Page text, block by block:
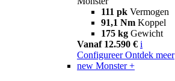
111 pk Vermogen
91,1 Nm Koppel
175 kg Gewicht
Vanaf 12.590 € i
Configureer Ontdek meer
new Monster +